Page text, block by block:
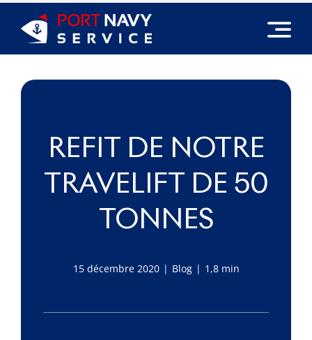
contenu
REFIT DE NOTRE
TRAVELIFT DE 50
TONNES
15 décembre 2020 | Blog | 1,8 min